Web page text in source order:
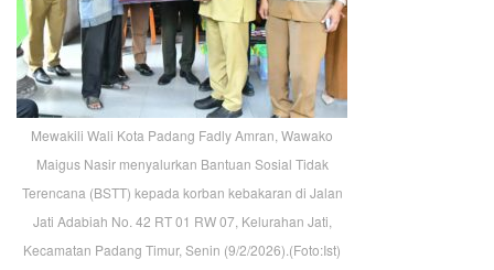
Mewakili Wali Kota Padang Fadly Amran, Wawako
Maigus Nasir menyalurkan Bantuan Sosial Tidak
Terencana (BSTT) kepada korban kebakaran di Jalan
Jati Adabiah No. 42 RT 01 RW 07, Kelurahan Jati,
Kecamatan Padang Timur, Senin (9/2/2026).(Foto:Ist)